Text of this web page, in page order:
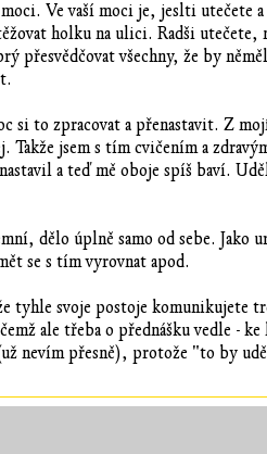
Ve vaší moci je, jeslti utečete
holku na ulici. Radši utečete,
přesvědčovat všechny, že by
si to zpracovat a přenastavit. Z
jsem s tím cvičením a
a teď mě oboje spíš baví.
dělo úplně samo od sebe. Jako
se s tím vyrovnat apod.
tyhle svoje postoje komunikujete
ale třeba o přednášku vedle - ke
nevím přesně), protože "to by